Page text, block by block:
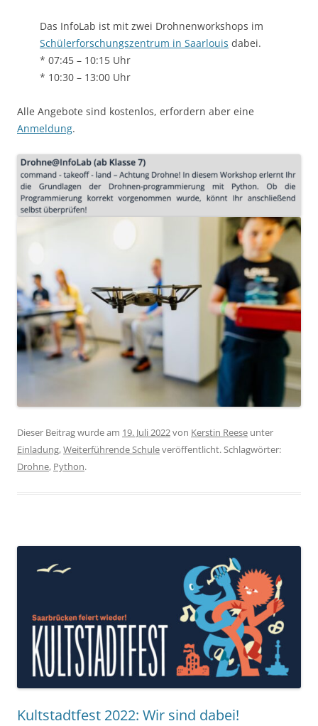
Das InfoLab ist mit zwei Drohnenworkshops im
Schülerforschungszentrum in Saarlouis dabei.
* 07:45 – 10:15 Uhr
* 10:30 – 13:00 Uhr
Alle Angebote sind kostenlos, erfordern aber eine
Anmeldung.
Dieser Beitrag wurde am 19. Juli 2022von Kerstin Reese unter
Einladung,Weiterführende Schuleveröffentlicht. Schlagwörter:
Drohne, Python.
Kultstadtfest 2022: Wir sind dabei!